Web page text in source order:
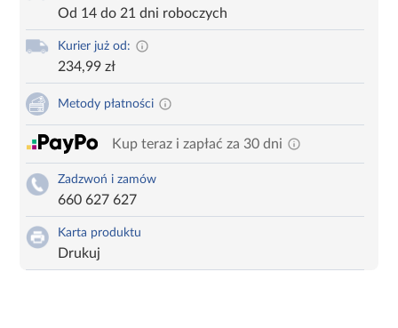
Od 14 do 21 dni roboczych
Kurier już od:
234,99 zł
Metody płatności
Kup teraz i zapłać za 30 dni
Zadzwoń i zamów
660 627 627
Karta produktu
Drukuj